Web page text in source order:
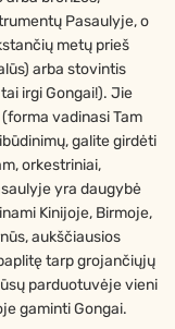
Pasaulyje, o
metų prieš
arba stovintis
irgi Gongai!). Jie
vadinasi Tam
galite girdėti
orkestriniai,
yra daugybė
Kinijoje, Birmoje,
aukščiausios
tarp grojančiųjų
parduotuvėje vieni
gaminti Gongai.